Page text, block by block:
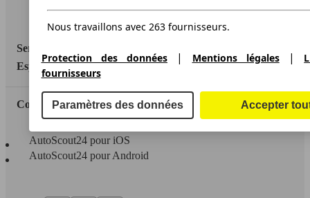
Service
Espace Pro
Contact
AutoScout24 pour iOS
AutoScout24 pour Android
Nous travaillons avec 263 fournisseurs.
Protection des données | Mentions légales|
fournisseurs
Paramètres des données Accepter